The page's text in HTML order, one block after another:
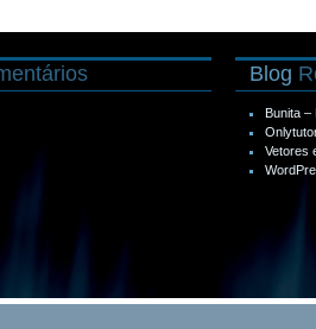
Blog
Bunita –
Vetores